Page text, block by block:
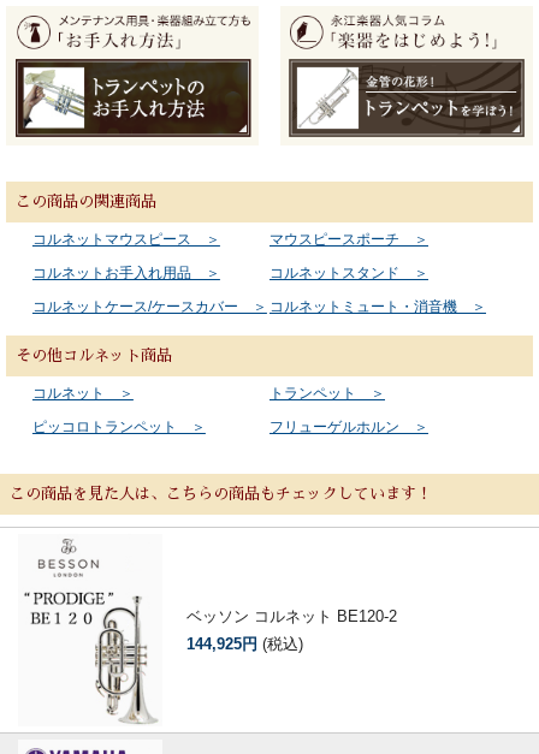
この商品の関連商品
コルネットマウスピース ＞
マウスピースポーチ ＞
コルネットお手入れ用品 ＞
コルネットスタンド ＞
コルネットケース/ケースカバー ＞ コルネットミュート・消音機 ＞
その他コルネット商品
コルネット ＞
トランペット ＞
ピッコロトランペット ＞
フリューゲルホルン ＞
この商品を見た人は、こちらの商品もチェックしています！
ベッソン コルネット BE120-2
144,925円 (税込)